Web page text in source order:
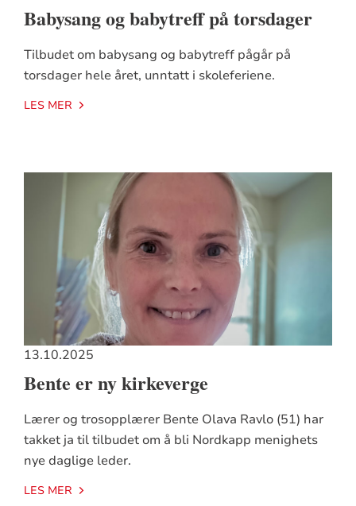
Babysang og babytreff på torsdager
Tilbudet om babysang og babytreff pågår på
torsdager hele året, unntatt i skoleferiene.
LES MER
13.10.2025
Bente er ny kirkeverge
Lærer og trosopplærer Bente Olava Ravlo (51) har
takket ja til tilbudet om å bli Nordkapp menighets
nye daglige leder.
LES MER